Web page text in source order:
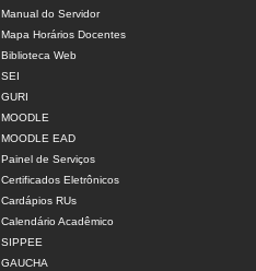
Manual do Servidor
Mapa Horários Docentes
Biblioteca Web
SEI
GURI
MOODLE
MOODLE EAD
Painel de Serviços
Certificados Eletrônicos
Cardápios RUs
Calendário Acadêmico
SIPPEE
GAUCHA